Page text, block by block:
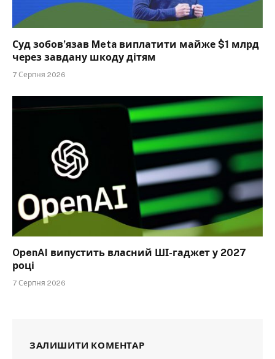
Суд зобов’язав Meta виплатити майже $1 млрд
через завдану шкоду дітям
7 Серпня 2026
OpenAI випустить власний ШІ-гаджет у 2027
році
7 Серпня 2026
ЗАЛИШИТИ КОМЕНТАР